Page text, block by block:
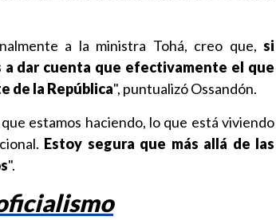
a la ministra Tohá, creo que, si
a dar cuenta que efectivamente el que
de la República", puntualizó Ossandón.
estamos haciendo, lo que está viviendo
Estoy segura que más allá de las
".